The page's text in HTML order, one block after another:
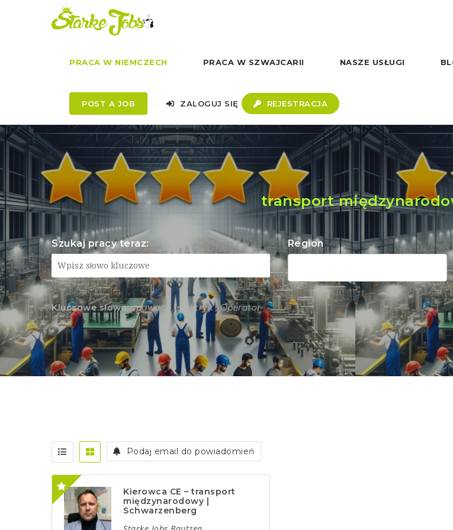
PRACA W NIEMCZECH PRACA W SZWAJCARII NASZE USŁUGI
POST A JOB ZALOGUJ SIĘ REJESTRACJA
transport
Szukaj pracy teraz: Region
Kluczowe słowa: spawacz , elektryk , Operator
Podaj email do powiadomień
Kierowca CE – transport
międzynarodowy |
Schwarzenberg